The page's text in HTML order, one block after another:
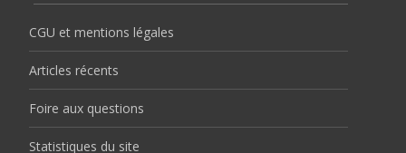
CGU et mentions légales
Articles récents
Foire aux questions
Statistiques du site